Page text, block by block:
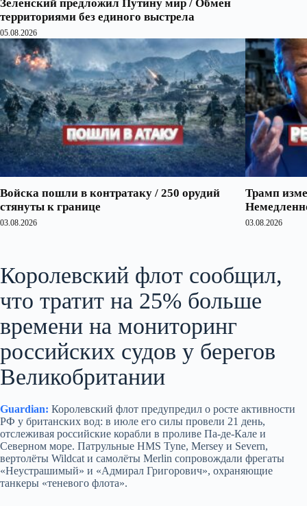
Зеленский предложил Путину мир / Обмен
территориями без единого выстрела
05.08.2026
Войска пошли в контратаку / 250 орудий
стянуты к границе
03.08.2026
Трамп
03.08.2026
Королевский флот сообщил,
что тратит на 25% больше
времени на мониторинг
российских судов у берегов
Великобритании
Guardian: Королевский флот предупредил о росте активности
РФ у британских вод: в июле его силы провели 21 день,
отслеживая российские корабли в проливе Па-де-Кале и
Северном море. Патрульные HMS Tyne, Mersey и Severn,
вертолёты Wildcat и самолёты Merlin сопровождали фрегаты
«Неустрашимый» и «Адмирал Григорович», охраняющие
танкеры «теневого флота».